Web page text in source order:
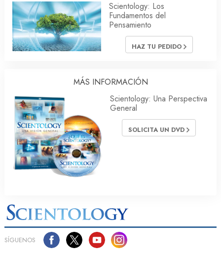
Scientology: Los
Fundamentos del
Pensamiento
HAZ TU PEDIDO
MÁS INFORMACIÓN
Scientology: Una Perspectiva
General
SOLICITA UN DVD
SÍGUENOS